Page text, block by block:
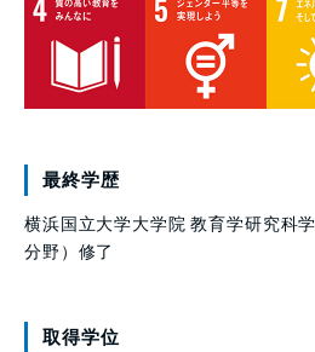
最終学歴
横浜国立大学大学院 教育学研究科
分野）修了
取得学位